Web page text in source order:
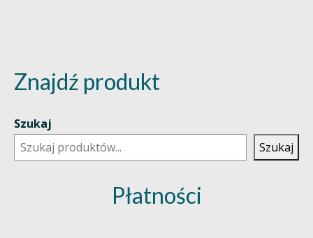
Znajdź produkt
Szukaj
Szukaj
Płatności